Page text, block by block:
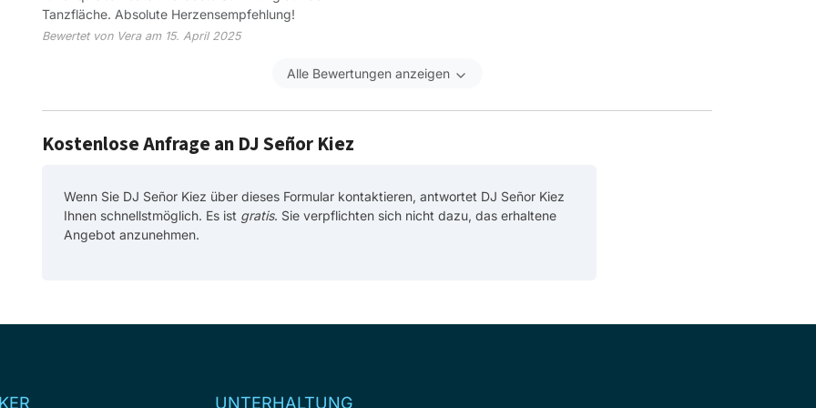
Tanzfläche. Absolute Herzensempfehlung!
Bewertet von Vera am 15. April 2025
Alle Bewertungen anzeigen
Kostenlose Anfrage an DJ Señor Kiez
Wenn Sie DJ Señor Kiez über dieses Formular kontaktieren, antwortet DJ Señor Kiez
Ihnen schnellstmöglich. Es ist gratis. Sie verpflichten sich nicht dazu, das erhaltene
Angebot anzunehmen.
UNTERHALTUNG